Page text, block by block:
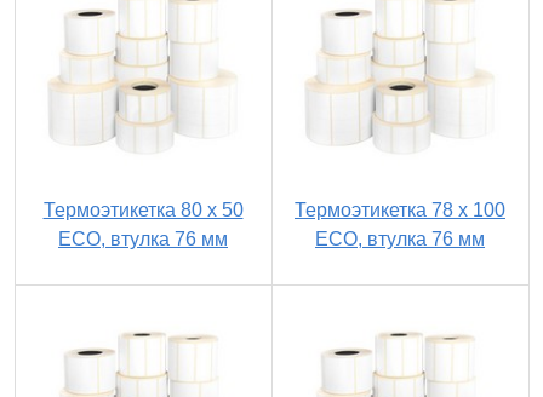
Термоэтикетка 80 х 50
ECO, втулка 76 мм
Термоэтикетка 78 х 100
ECO, втулка 76 мм